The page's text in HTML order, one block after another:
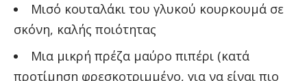
Μισό κουταλάκι του γλυκού κουρκουμά σε
σκόνη, καλής ποιότητας
Μια μικρή πρέζα μαύρο πιπέρι (κατά
προτίμηση φρεσκοτριμμένο, για να είναι πιο